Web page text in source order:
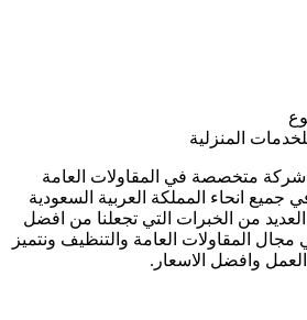
المنزلية
متخصصة في المقاولات العامة
جميع انحاء المملكة العربية السعودية
2004 وتضم العديد من الخبرات التي تجعلنا من افضل
المقاولات العامة والتنظيف ونتميز
وافضل الاسعار.